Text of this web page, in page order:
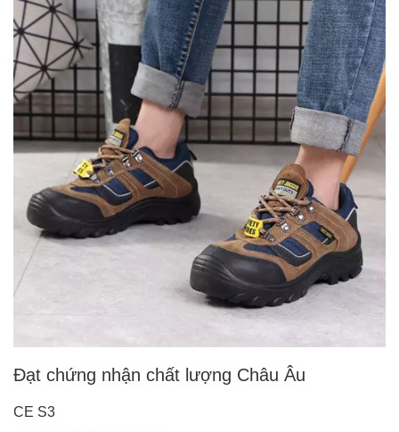
Đạt chứng nhận chất lượng Châu Âu
CE S3